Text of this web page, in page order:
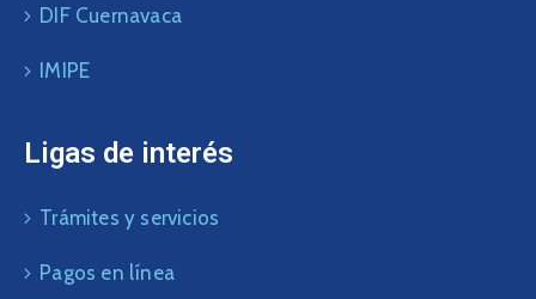
DIF Cuernavaca
IMIPE
Ligas de interés
Trámites y servicios
Pagos en línea